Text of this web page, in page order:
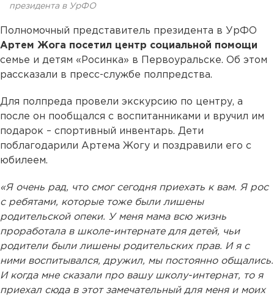
президента в УрФО
Полномочный представитель президента в УрФО
Артем Жога посетил центр социальной помощи
семье и детям «Росинка» в Первоуральске. Об этом
рассказали в пресс-службе полпредства.
Для полпреда провели экскурсию по центру, а
после он пообщался с воспитанниками и вручил им
подарок – спортивный инвентарь. Дети
поблагодарили Артема Жогу и поздравили его с
юбилеем.
«Я очень рад, что смог сегодня приехать к вам. Я рос
с ребятами, которые тоже были лишены
родительской опеки. У меня мама всю жизнь
проработала в школе-интернате для детей, чьи
родители были лишены родительских прав. И я с
ними воспитывался, дружил, мы постоянно общались.
И когда мне сказали про вашу школу-интернат, то я
приехал сюда в этот замечательный для меня и моих